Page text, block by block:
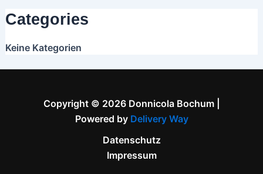
Categories
Keine Kategorien
Copyright © 2026 Donnicola Bochum |
Powered by Delivery Way
Datenschutz
Impressum